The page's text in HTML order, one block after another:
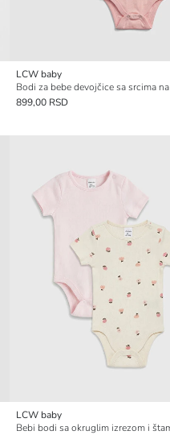
LCW baby
899,00 RSD
LCW baby